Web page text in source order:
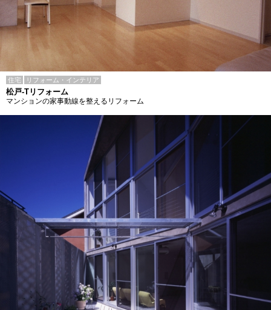
住宅 リフォーム・インテリア
松戸-Tリフォーム
マンションの家事動線を整えるリフォーム